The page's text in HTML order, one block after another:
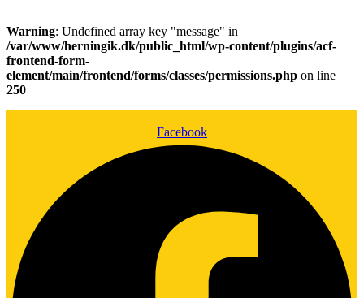
Warning: Undefined array key "message" in
/var/www/herningik.dk/public_html/wp-content/plugins/acf-
frontend-form-
element/main/frontend/forms/classes/permissions.php on line
250
Facebook